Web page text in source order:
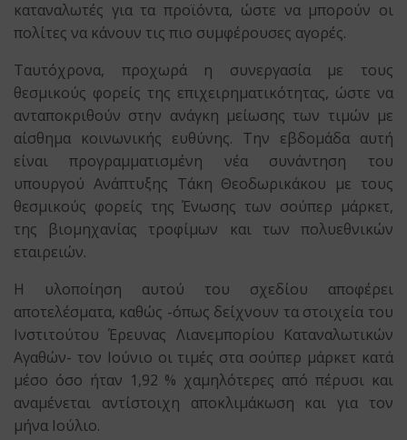
καταναλωτές για τα προϊόντα, ώστε να μπορούν οι
πολίτες να κάνουν τις πιο συμφέρουσες αγορές.
Ταυτόχρονα, προχωρά η συνεργασία με τους
θεσμικούς φορείς της επιχειρηματικότητας, ώστε να
ανταποκριθούν στην ανάγκη μείωσης των τιμών με
αίσθημα κοινωνικής ευθύνης. Την εβδομάδα αυτή
είναι προγραμματισμένη νέα συνάντηση του
υπουργού Ανάπτυξης Τάκη Θεοδωρικάκου με τους
θεσμικούς φορείς της Ένωσης των σούπερ μάρκετ,
της βιομηχανίας τροφίμων και των πολυεθνικών
εταιρειών.
Η υλοποίηση αυτού του σχεδίου αποφέρει
αποτελέσματα, καθώς -όπως δείχνουν τα στοιχεία του
Ινστιτούτου Έρευνας Λιανεμπορίου Καταναλωτικών
Αγαθών- τον Ιούνιο οι τιμές στα σούπερ μάρκετ κατά
μέσο όσο ήταν 1,92 % χαμηλότερες από πέρυσι και
αναμένεται αντίστοιχη αποκλιμάκωση και για τον
μήνα Ιούλιο.